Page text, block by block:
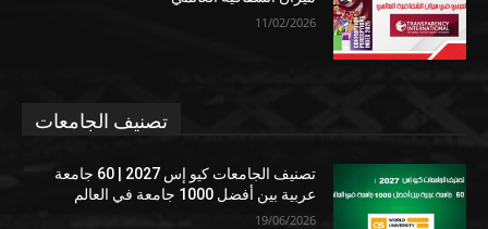
11/02/2026
تصنيف الجامعات
تصنيف الجامعات كيو إس 2027 | 60 جامعة
عربية بين أفضل 1000 جامعة في العالم
19/06/2026